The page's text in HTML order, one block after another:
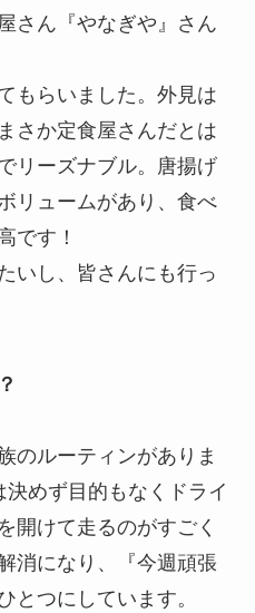
さん『やなぎや』さん
もらいました。外見は
さか定食屋さんだとは
リーズナブル。唐揚げ
リュームがあり、食べ
です！
いし、皆さんにも行っ
のルーティンがありま
めず目的もなくドライ
開けて走るのがすごく
消になり、『今週頑張
とつにしています。